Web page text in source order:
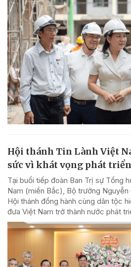
Hội thánh Tin Lành Việt
sức vì khát vọng phát
Tại buổi tiếp đoàn Ban Trị sự Tổng
Nam (miền Bắc), Bộ trưởng
Hội thánh đồng hành cùng dân tộc
đưa Việt Nam trở thành nước phát